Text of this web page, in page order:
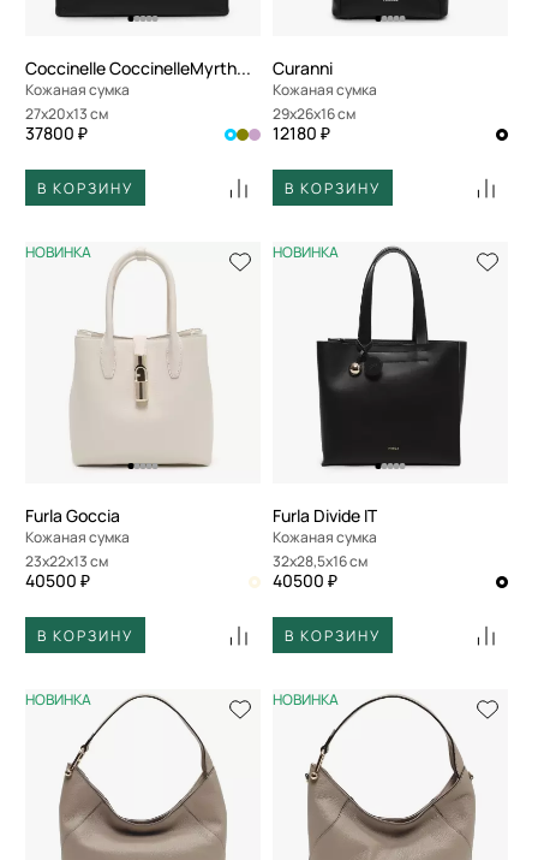
Coccinelle CoccinelleMyrtha26
Кожаная сумка
27x20x13 см
37800 ₽
В КОРЗИНУ
Curanni
Кожаная сумка
29x26x16 см
12180 ₽
В КОРЗИНУ
НОВИНКА
Furla Goccia
Кожаная сумка
23x22x13 см
40500 ₽
В КОРЗИНУ
НОВИНКА
Furla Divide IT
Кожаная сумка
32x28,5x16 см
40500 ₽
В КОРЗИНУ
НОВИНКА НОВИНКА